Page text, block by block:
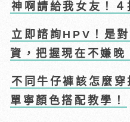
神啊請給我女友！
立即諮詢HPV！是
資，把握現在不嫌晚
不同牛仔褲該怎麼
單寧顏色搭配教學！